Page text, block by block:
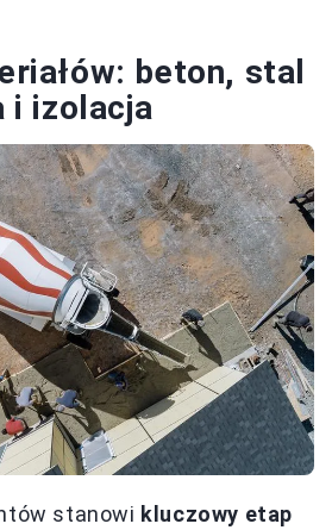
beton, stal
i izolacja
stanowi kluczowy etap